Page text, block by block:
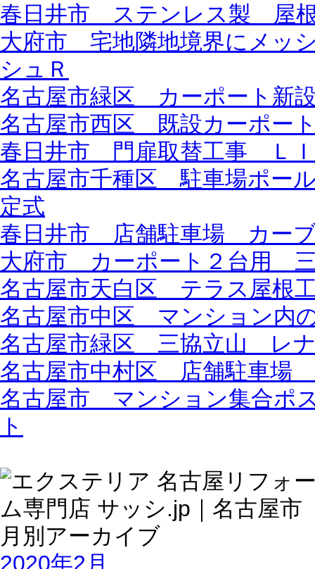
春日井市 ステンレス製 屋
大府市 宅地隣地境界にメッ
シュＲ
名古屋市緑区 カーポート新
名古屋市西区 既設カーポー
春日井市 門扉取替工事 Ｌ
名古屋市千種区 駐車場ポー
定式
春日井市 店舗駐車場 カーブ
大府市 カーポート２台用
名古屋市天白区 テラス屋根
名古屋市中区 マンション内
名古屋市緑区 三協立山 レ
名古屋市中村区 店舗駐車場
名古屋市 マンション集合ポ
ト
2020年2月